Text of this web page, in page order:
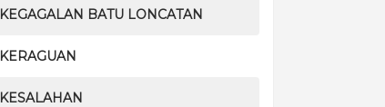
KEGAGALAN BATU LONCATAN
KERAGUAN
KESALAHAN